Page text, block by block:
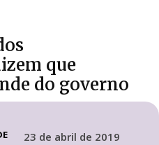
que
do governo
23 de abril de 2019